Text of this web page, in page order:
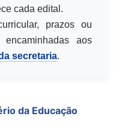
cada edital.
prazos ou
aos
secretaria.
da Educação